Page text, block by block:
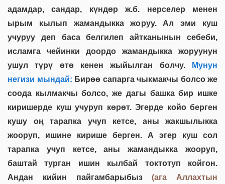
адамдар, сандар, күндөр ж.б. нерселер менен
ырым кылып жамандыкка жоруу. Ал эми куш
учуруу деп баса белгилеп айтканынын себеби,
исламга чейинки доордо жамандыкка жоруунун
ушул түрү өтө кенен жыйылган болчу.Мунун
негизи мындай: Бирөө сапарга чыкмакчы болсо же
соода кылмакчы болсо, же дагы башка бир ишке
киришерде куш учуруп көрөт. Эгерде койо берген
кушу оң тарапка учуп кетсе, аны жакшылыкка
жооруп, ишине кирише берген. А эгер куш сол
тарапка учуп кетсе, аны жамандыкка жооруп,
баштай турган ишин кылбай токтотуп койгон.
Андан кийин пайгамбарыбыз(ага Аллахтын